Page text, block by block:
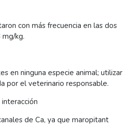
con más frecuencia en las dos
kg.
en ninguna especie animal; utilizar
por el veterinario responsable.
de Ca, ya que maropitant